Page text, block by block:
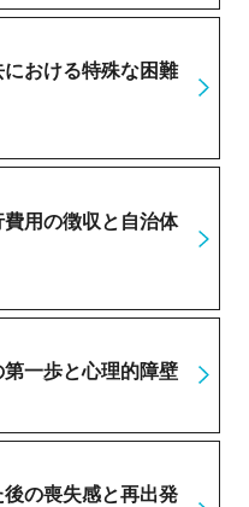
おける特殊な困難
用の徴収と自治体
一歩と心理的障壁
の喪失感と再出発